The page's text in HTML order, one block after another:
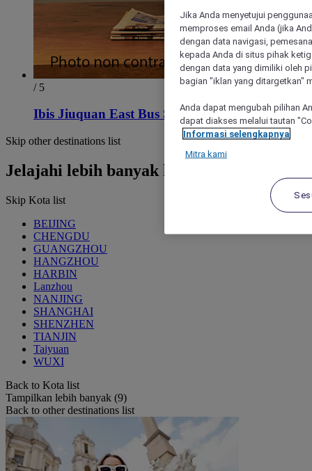
/ 5
Ibis Jiuquan East Bus Station
Skip other destinations list
Jelajahi lebih banyak hotel
Skip Kota list
BEIJING
CHENGDU
GUANGZHOU
HANGZHOU
HARBIN
Lanzhou
NANJING
SHANGHAI
SHENZHEN
TIANJIN
Taiyuan
WUXI
Back to Kota list
Tampilkan lebih banyak (9)
Back to other destinations list
Jika Anda menyetujui
memproses email Anda (jika
dengan data navigasi,
kepada Anda di situs pihak
dengan data yang dimiliki oleh
bagian "iklan yang ditargetkan"
Anda dapat mengubah pilihan
dapat diakses melalui tautan
Informasi selengkapnya
Mitra kami